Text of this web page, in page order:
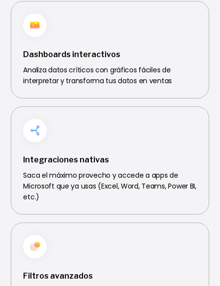
Dashboards interactivos
Analiza datos críticos con gráficos fáciles de
interpretar y transforma tus datos en ventas
Integraciones nativas
Saca el máximo provecho y accede a apps de
Microsoft que ya usas (Excel, Word, Teams, Power BI,
etc.)
Filtros avanzados